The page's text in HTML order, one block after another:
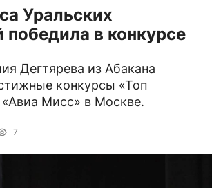
Уральских
победила в конкурсе
Дегтярева из Абакана
конкурсы «Топ
Мисс» в Москве.
7